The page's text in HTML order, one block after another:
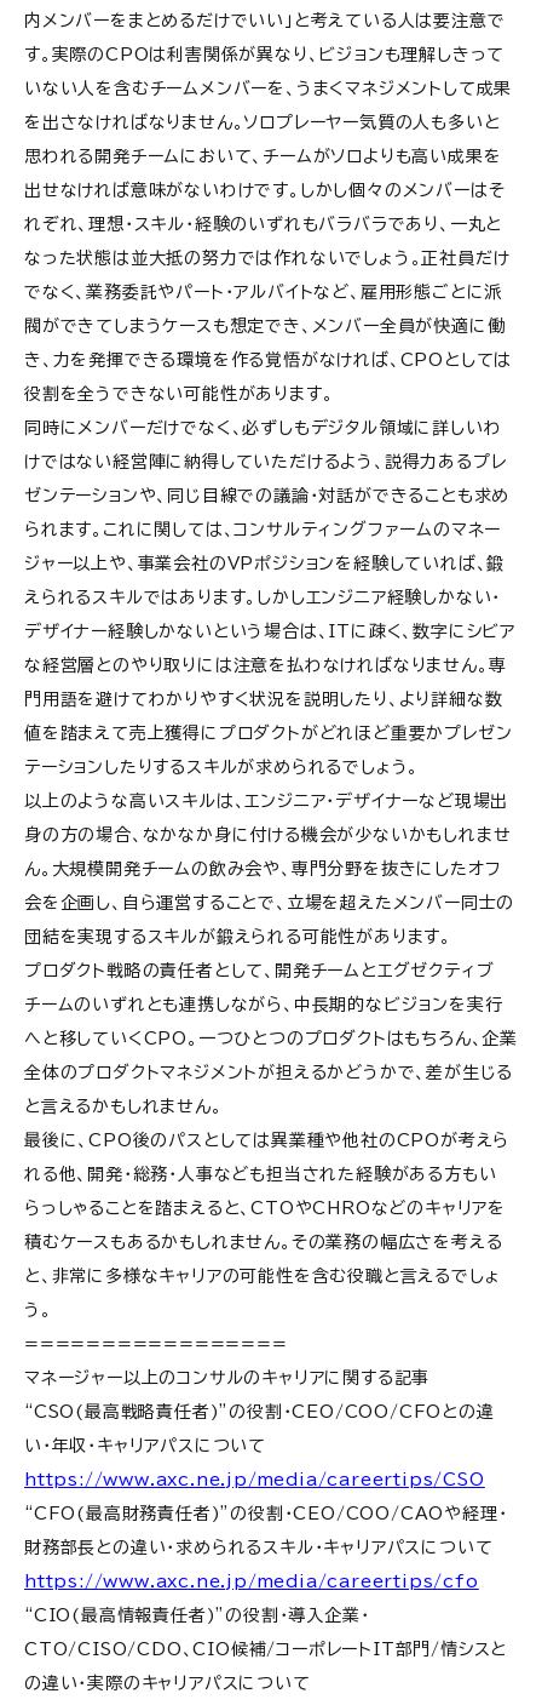
内メンバーをまとめるだけでいい」と考えている人は要注意で
す。実際のCPOは利害関係が異なり、ビジョンも理解しきって
いない人を含むチームメンバーを、うまくマネジメントして成果
を出さなければなりません。ソロプレーヤー気質の人も多いと
思われる開発チームにおいて、チームがソロよりも高い成果を
出せなければ意味がないわけです。しかし個々のメンバーはそ
れぞれ、理想・スキル・経験のいずれもバラバラであり、一丸と
なった状態は並大抵の努力では作れないでしょう。正社員だけ
でなく、業務委託やパート・アルバイトなど、雇用形態ごとに派
閥ができてしまうケースも想定でき、メンバー全員が快適に働
き、力を発揮できる環境を作る覚悟がなければ、CPOとしては
役割を全うできない可能性があります。
同時にメンバーだけでなく、必ずしもデジタル領域に詳しいわ
けではない経営陣に納得していただけるよう、説得力あるプレ
ゼンテーションや、同じ目線での議論・対話ができることも求め
られます。これに関しては、コンサルティングファームのマネー
ジャー以上や、事業会社のVPポジションを経験していれば、鍛
えられるスキルではあります。しかしエンジニア経験しかない・
デザイナー経験しかないという場合は、ITに疎く、数字にシビア
な経営層とのやり取りには注意を払わなければなりません。専
門用語を避けてわかりやすく状況を説明したり、より詳細な数
値を踏まえて売上獲得にプロダクトがどれほど重要かプレゼン
テーションしたりするスキルが求められるでしょう。
以上のような高いスキルは、エンジニア・デザイナーなど現場出
身の方の場合、なかなか身に付ける機会が少ないかもしれませ
ん。大規模開発チームの飲み会や、専門分野を抜きにしたオフ
会を企画し、自ら運営することで、立場を超えたメンバー同士の
団結を実現するスキルが鍛えられる可能性があります。
プロダクト戦略の責任者として、開発チームとエグゼクティブ
チームのいずれとも連携しながら、中長期的なビジョンを実行
へと移していくCPO。一つひとつのプロダクトはもちろん、企業
全体のプロダクトマネジメントが担えるかどうかで、差が生じる
と言えるかもしれません。
最後に、CPO後のパスとしては異業種や他社のCPOが考えら
れる他、開発・総務・人事なども担当された経験がある方もい
らっしゃることを踏まえると、CTOやCHROなどのキャリアを
積むケースもあるかもしれません。その業務の幅広さを考える
と、非常に多様なキャリアの可能性を含む役職と言えるでしょ
う。
=================
マネージャー以上のコンサルのキャリアに関する記事
“CSO(最高戦略責任者)”の役割・CEO/COO/CFOとの違
い・年収・キャリアパスについて
https://www.axc.ne.jp/media/careertips/CSO
“CFO(最高財務責任者)”の役割・CEO/COO/CAOや経理・
財務部長との違い・求められるスキル・キャリアパスについて
https://www.axc.ne.jp/media/careertips/cfo
“CIO(最高情報責任者)”の役割・導入企業・
CTO/CISO/CDO、CIO候補/コーポレートIT部門/情シスと
の違い・実際のキャリアパスについて